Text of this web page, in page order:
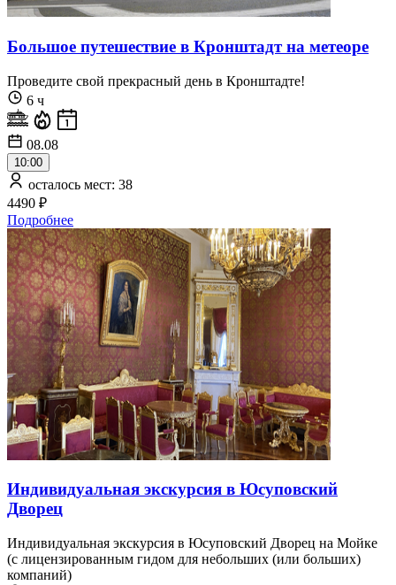
Большое путешествие в Кронштадт на метеоре
Проведите свой прекрасный день в Кронштадте!
6 ч
08.08
10:00
осталось мест: 38
4490 ₽
Подробнее
Индивидуальная экскурсия в Юсуповский
Дворец
Индивидуальная экскурсия в Юсуповский Дворец на Мойке
(с лицензированным гидом для небольших (или больших)
компаний)